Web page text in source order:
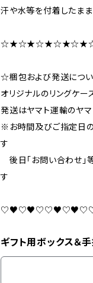
汗や水等を付着したま
☆梱包および発送につ
オリジナルのリングケ
発送はヤマト運輸のヤ
※お時間及びご指定日
す
後日「お問い合わせ」
す
ギフト用ボックス＆